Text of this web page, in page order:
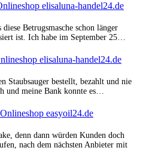
elisaluna-handel24.de
Betrugsmasche schon länger
ist. Ich habe im September 25…
elisaluna-handel24.de
Staubsauger bestellt, bezahlt und nie
und meine Bank konnte es…
easyoil24.de
denn dann würden Kunden doch
nach dem nächsten Anbieter mit